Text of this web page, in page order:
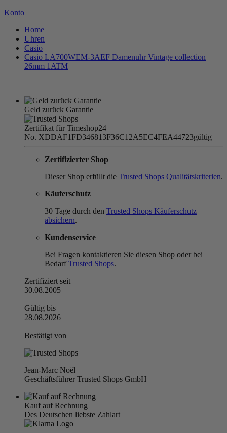
Konto
Home
Uhren
Casio
Casio LA700WEM-3AEF Damenuhr Vintage collection
26mm 1ATM
Geld zurück Garantie
Zertifikat für Timeshop24
No. XDDAF1FD346813F36C12A5EC4FEA44723gültig
Zertifizierter Shop
Dieser Shop erfüllt die Trusted Shops Qualitätskriterien.
Käuferschutz
30 Tage durch den Trusted Shops Käuferschutz
absichern.
Kundenservice
Bei Fragen kontaktieren Sie diesen Shop oder bei
BedarfTrusted Shops.
Zertifiziert seit
30.08.2005
Gültig bis
28.08.2026
Bestätigt von
Jean-Marc Noël
Geschäftsführer Trusted Shops GmbH
Kauf auf Rechnung
Des Deutschen liebste Zahlart